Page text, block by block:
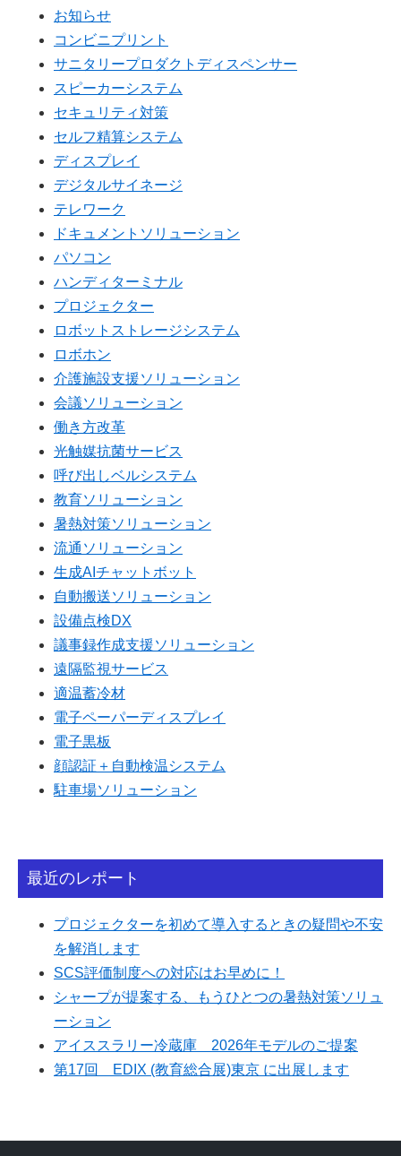
お知らせ
コンビニプリント
サニタリープロダクトディスペンサー
スピーカーシステム
セキュリティ対策
セルフ精算システム
ディスプレイ
デジタルサイネージ
テレワーク
ドキュメントソリューション
パソコン
ハンディターミナル
プロジェクター
ロボットストレージシステム
ロボホン
介護施設支援ソリューション
会議ソリューション
働き方改革
光触媒抗菌サービス
呼び出しベルシステム
教育ソリューション
暑熱対策ソリューション
流通ソリューション
生成AIチャットボット
自動搬送ソリューション
設備点検DX
議事録作成支援ソリューション
遠隔監視サービス
適温蓄冷材
電子ペーパーディスプレイ
電子黒板
顔認証＋自動検温システム
駐車場ソリューション
最近のレポート
プロジェクターを初めて導入するときの疑問や不安
を解消します
SCS評価制度への対応はお早めに！
シャープが提案する、もうひとつの暑熱対策ソリュ
ーション
アイススラリー冷蔵庫 2026年モデルのご提案
第17回 EDIX (教育総合展)東京 に出展します